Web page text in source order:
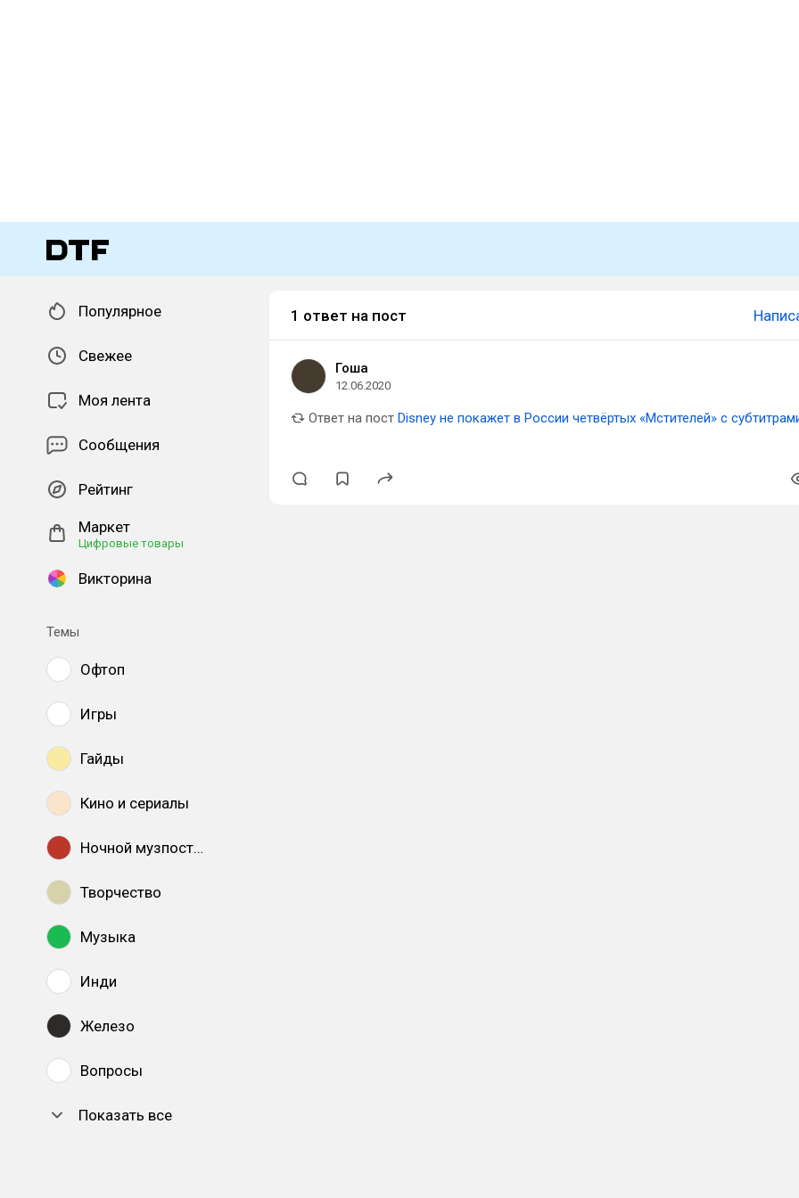
Популярное
Свежее
Моя лента
Сообщения
Рейтинг
Маркет
Цифровые товары
Викторина
Темы
Офтоп
Игры
Гайды
Кино и сериалы
Ночной музпостинг
Творчество
Музыка
Инди
Железо
Вопросы
Показать все
1 ответ на пост
Гоша
12.06.2020
Ответ на пост Disney не покажет в России четвёртых «Мстителей» с